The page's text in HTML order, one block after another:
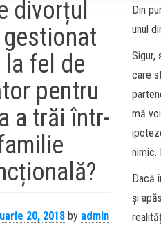
divorțul
la fel de
pentru
a trăi într-
20, 2018 by admin
Din
unul
Sigur,
care
mă
nimic.
Dacă
și